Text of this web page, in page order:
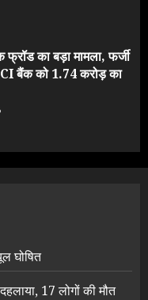
का बड़ा मामला, फर्जी
बैंक को 1.74 करोड़ का
घोषित
17 लोगों की मौत